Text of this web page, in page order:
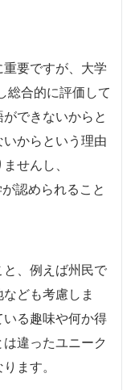
要ですが、大学
総合的に評価して
できないからと
からという理由
せんし、
認められること
、例えば州民で
ども考慮しま
る趣味や何か得
違ったユニーク
ます。